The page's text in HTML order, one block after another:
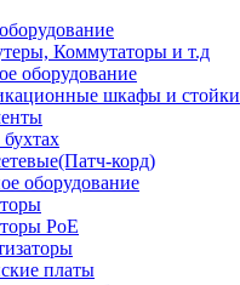
Коммутаторы и т.д
оборудование
шкафы и стойки
корд)
оборудование
PoE
платы